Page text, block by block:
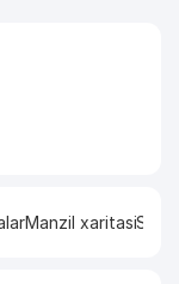
Manzil xaritasi